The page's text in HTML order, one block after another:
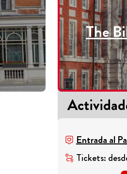
The
Entrada al
Tickets: